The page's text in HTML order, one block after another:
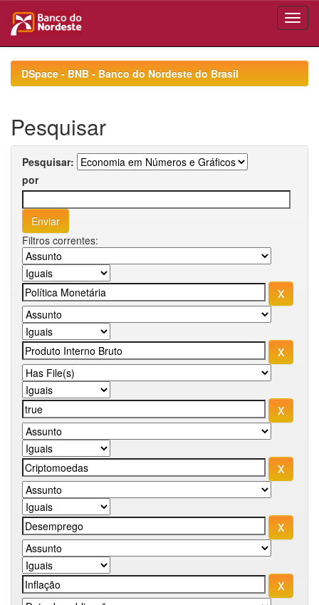
navigationDSpace - BNB - Banco do Nordeste do Brasil
Pesquisar
Pesquisar:
por
Filtros correntes: